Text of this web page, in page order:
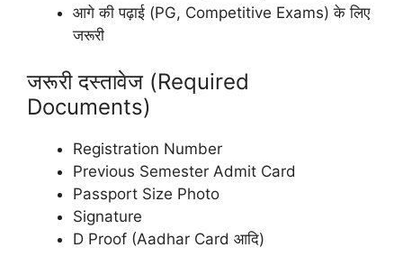
आगे की पढ़ाई (PG, Competitive Exams) के लिए
जरूरी
जरूरी दस्तावेज (Required
Documents)
Registration Number
Previous Semester Admit Card
Passport Size Photo
Signature
D Proof (Aadhar Card आदि)